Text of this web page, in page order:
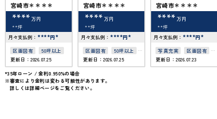
宮崎市＊＊＊＊
**** 万円
**坪
月々支払例： ****円*
区画図有
50坪以上
更新日：2026.07.25
宮崎市＊＊＊＊
**** 万円
**坪
月々支払例： ****円*
区画図有
50坪以上
接道6ｍ以上
更新日：2026.07.25
宮崎市＊＊＊＊
**** 万円
**坪
月々支払例： ****円*
写真充実
区画図有
50坪以上
更新日：2026.07.23
*35年ローン / 金利0.950%の場合
※審査により金利は変わる可能性があります。
詳しくは詳細ページをご覧ください。